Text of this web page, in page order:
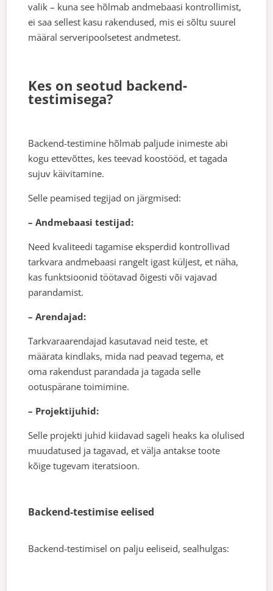
valik – kuna see hõlmab andmebaasi kontrollimist,
ei saa sellest kasu rakendused, mis ei sõltu suurel
määral serveripoolsetest andmetest.
Kes on seotud backend-
testimisega?
Backend-testimine hõlmab paljude inimeste abi
kogu ettevõttes, kes teevad koostööd, et tagada
sujuv käivitamine.
Selle peamised tegijad on järgmised:
– Andmebaasi testijad:
Need kvaliteedi tagamise eksperdid kontrollivad
tarkvara andmebaasi rangelt igast küljest, et näha,
kas funktsioonid töötavad õigesti või vajavad
parandamist.
– Arendajad:
Tarkvaraarendajad kasutavad neid teste, et
määrata kindlaks, mida nad peavad tegema, et
oma rakendust parandada ja tagada selle
ootuspärane toimimine.
– Projektijuhid:
Selle projekti juhid kiidavad sageli heaks ka olulised
muudatused ja tagavad, et välja antakse toote
kõige tugevam iteratsioon.
Backend-testimise eelised
Backend-testimisel on palju eeliseid, sealhulgas: